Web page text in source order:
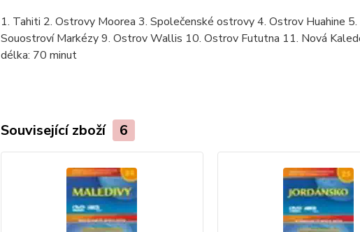
1. Tahiti 2. Ostrovy Moorea 3. Společenské ostrovy 4. Ostrov Huahine
Souostroví Markézy 9. Ostrov Wallis 10. Ostrov Fututna 11. Nová
délka: 70 minut
Související zboží 6